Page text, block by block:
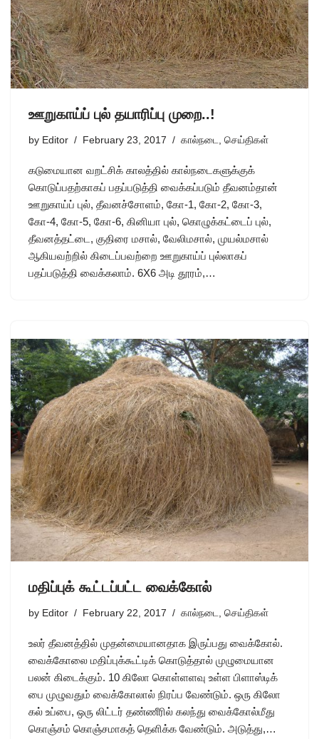
ஊறுகாய்ப் புல் தயாரிப்பு முறை..!
by Editor February 23, 2017 கால்நடை, செய்திகள்
கடுமையான வறட்சிக் காலத்தில் கால்நடைகளுக்குக்
கொடுப்பதற்காகப் பதப்படுத்தி வைக்கப்படும் தீவனம்தான்
ஊறுகாய்ப் புல், தீவனச்சோளம், கோ-1, கோ-2, கோ-3,
கோ-4, கோ-5, கோ-6, கினியா புல், கொழுக்கட்டைப் புல்,
தீவனத்தட்டை, குதிரை மசால், வேலிமசால், முயல்மசால்
ஆகியவற்றில் கிடைப்பவற்றை ஊறுகாய்ப் புல்லாகப்
பதப்படுத்தி வைக்கலாம். 6X6 அடி தூரம்,…
மதிப்புக் கூட்டப்பட்ட வைக்கோல்
by Editor February 22, 2017 கால்நடை, செய்திகள்
உலர் தீவனத்தில் முதன்மையானதாக இருப்பது வைக்கோல்.
வைக்கோலை மதிப்புக்கூட்டிக் கொடுத்தால் முழுமையான
பலன் கிடைக்கும். 10 கிலோ கொள்ளளவு உள்ள பிளாஸ்டிக்
பை முழுவதும் வைக்கோலால் நிரப்ப வேண்டும். ஒரு கிலோ
கல் உப்பை, ஒரு லிட்டர் தண்ணீரில் கலந்து வைக்கோல்மீது
கொஞ்சம் கொஞ்சமாகத் தெளிக்க வேண்டும். அடுத்து,…